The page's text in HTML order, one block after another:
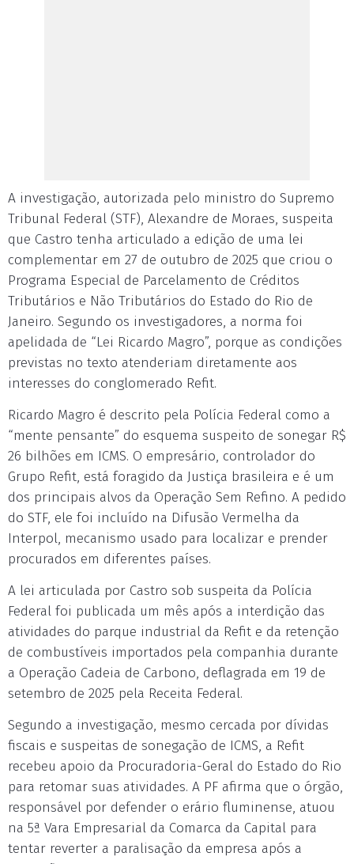
A investigação, autorizada pelo ministro do Supremo
Tribunal Federal (STF), Alexandre de Moraes, suspeita
que Castro tenha articulado a edição de uma lei
complementar em 27 de outubro de 2025 que criou o
Programa Especial de Parcelamento de Créditos
Tributários e Não Tributários do Estado do Rio de
Janeiro. Segundo os investigadores, a norma foi
apelidada de “Lei Ricardo Magro”, porque as condições
previstas no texto atenderiam diretamente aos
interesses do conglomerado Refit.
Ricardo Magro é descrito pela Polícia Federal como a
“mente pensante” do esquema suspeito de sonegar R$
26 bilhões em ICMS. O empresário, controlador do
Grupo Refit, está foragido da Justiça brasileira e é um
dos principais alvos da Operação Sem Refino. A pedido
do STF, ele foi incluído na Difusão Vermelha da
Interpol, mecanismo usado para localizar e prender
procurados em diferentes países.
A lei articulada por Castro sob suspeita da Polícia
Federal foi publicada um mês após a interdição das
atividades do parque industrial da Refit e da retenção
de combustíveis importados pela companhia durante
a Operação Cadeia de Carbono, deflagrada em 19 de
setembro de 2025 pela Receita Federal.
Segundo a investigação, mesmo cercada por dívidas
fiscais e suspeitas de sonegação de ICMS, a Refit
recebeu apoio da Procuradoria-Geral do Estado do Rio
para retomar suas atividades. A PF afirma que o órgão,
responsável por defender o erário fluminense, atuou
na 5ª Vara Empresarial da Comarca da Capital para
tentar reverter a paralisação da empresa após a